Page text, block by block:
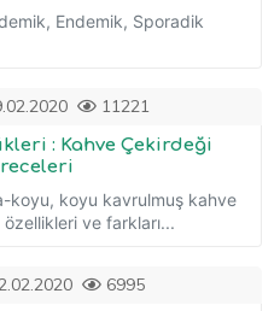
Endemik, Sporadik
11221
: Kahve Çekirdeği
koyu, koyu kavrulmuş kahve
ve farkları...
6995